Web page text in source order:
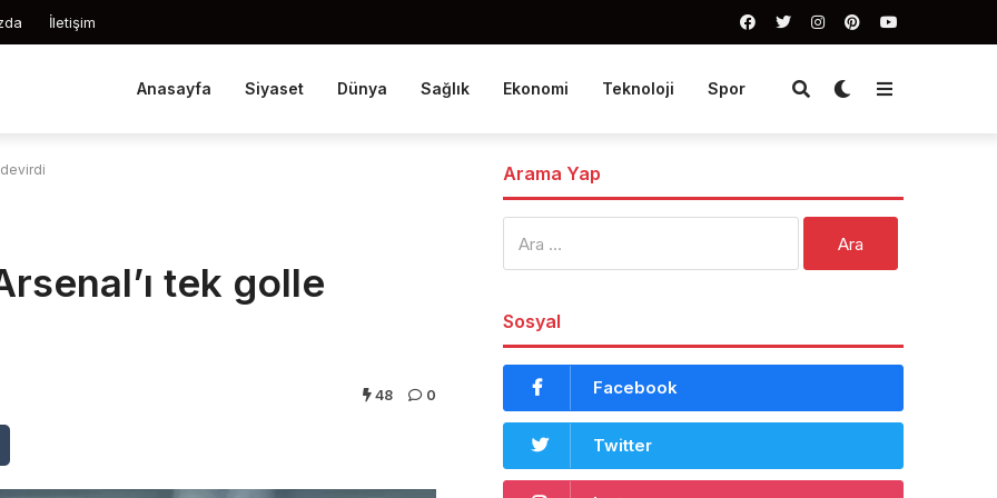
İletişim
Anasayfa Siyaset Dünya Sağlık Ekonomi Teknoloji Spor
tek golle
48 0
Arama Yap
Sosyal
Facebook
Twitter